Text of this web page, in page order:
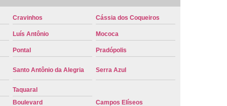
um Carro Ribeirão Preto
no Carro
Placa Vermelha de Carro
Cinza
Placa Veicular Cravinhos
Nova
Placa Veicular Preta
Cravinhos Cássia dos Coqueiros
Luís Antônio Mococa
Pontal Pradópolis
Santo Antônio da Alegria Serra Azul
Taquaral
Boulevard Campos Elíseos